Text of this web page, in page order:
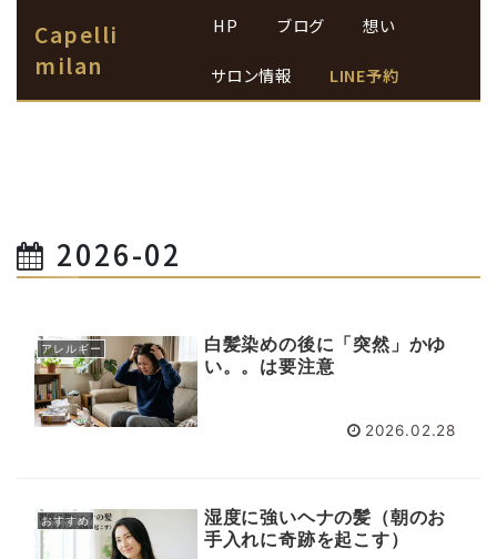
Capelli
milan
HP ブログ 想い
サロン情報 LINE予約
2026-02
アレルギー
白髪染めの後に「突然」かゆ
い。。は要注意
2026.02.28
おすすめ
湿度に強いヘナの髪（朝のお
手入れに奇跡を起こす）